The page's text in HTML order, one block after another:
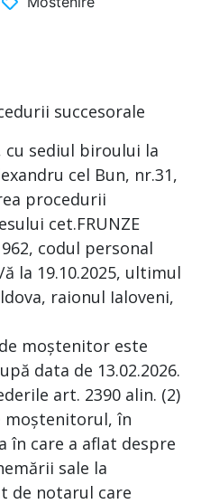
succesorale
cu sediul biroului la
cel Bun, nr.31,
procedurii
cet.FRUNZE
codul personal
la 19.10.2025, ultimul
raionul Ialoveni,
moștenitor este
data de 13.02.2026.
art. 2390 alin. (2)
moștenitorul, în
în care a aflat despre
sale la
de notarul care